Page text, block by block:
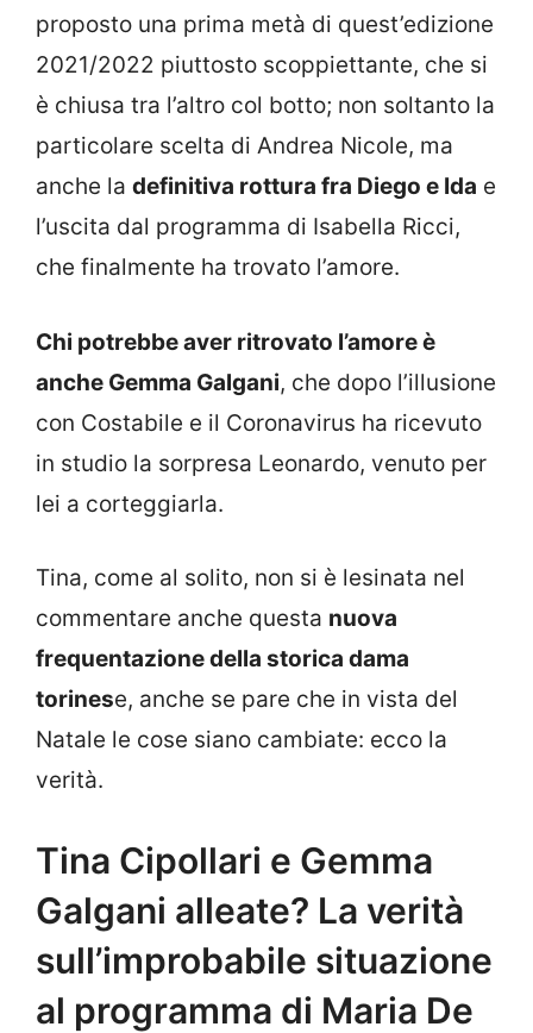
proposto una prima metà di quest’edizione
2021/2022 piuttosto scoppiettante, che si
è chiusa tra l’altro col botto; non soltanto la
particolare scelta di Andrea Nicole, ma
anche la definitiva rottura fra Diego e Ida e
l’uscita dal programma di Isabella Ricci,
che finalmente ha trovato l’amore.
Chi potrebbe aver ritrovato l’amore è
anche Gemma Galgani, che dopo l’illusione
con Costabile e il Coronavirus ha ricevuto
in studio la sorpresa Leonardo, venuto per
lei a corteggiarla.
Tina, come al solito, non si è lesinata nel
commentare anche questa nuova
frequentazione della storica dama
torinese, anche se pare che in vista del
Natale le cose siano cambiate: ecco la
verità.
Tina Cipollari e Gemma
Galgani alleate? La verità
sull’improbabile situazione
al programma di Maria De